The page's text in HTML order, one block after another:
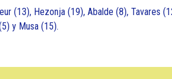
(13), Hezonja (19), Abalde (8), Tavares
y Musa (15).